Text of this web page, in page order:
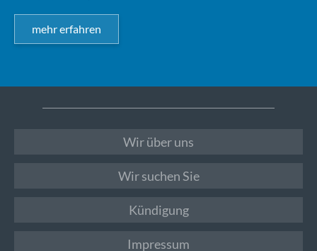
mehr erfahren
Wir über uns
Wir suchen Sie
Kündigung
Impressum